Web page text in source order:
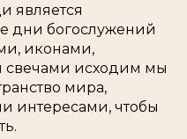
является
дни богослужений
иконами,
свечами исходим мы
мира,
интересами, чтобы